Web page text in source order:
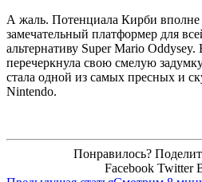
А жаль. Потенциала Кирби вполне
замечательный платформер для
альтернативу Super Mario
перечеркнула свою смелую
стала одной из самых пресных и
Nintendo.
Понравилось?
Facebook Twitter